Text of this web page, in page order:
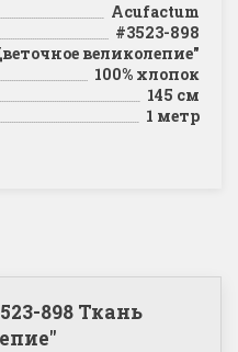
Acufactum
#3523-898
великолепие"
100% хлопок
145 см
1 метр
898 Ткань